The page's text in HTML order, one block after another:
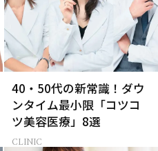
40・50代の新常識！ダウ
ンタイム最小限「コツコ
ツ美容医療」8選
CLINIC